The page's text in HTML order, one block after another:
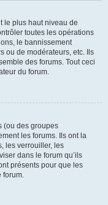
le plus haut niveau de
toutes les opérations
le bannissement
ou de modérateurs, etc. Ils
des forums. Tout ceci
du forum.
(ou des groupes
les forums. Ils ont la
les verrouiller, les
dans le forum qu’ils
présents pour que les
forum.